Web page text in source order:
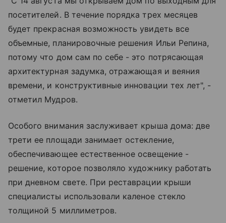
посетителей. В течение порядка трех месяцев
будет прекрасная возможность увидеть все
объемные, планировочные решения Ильи Репина,
потому что дом сам по себе - это потрясающая
архитектурная задумка, отражающая и веяния
времени, и конструктивные инновации тех лет", -
отметил Мудров.
Особого внимания заслуживает крыша дома: две
трети ее площади занимает остекление,
обеспечивающее естественное освещение -
решение, которое позволяло художнику работать
при дневном свете. При реставрации крыши
специалисты использовали каленое стекло
толщиной 5 миллиметров.